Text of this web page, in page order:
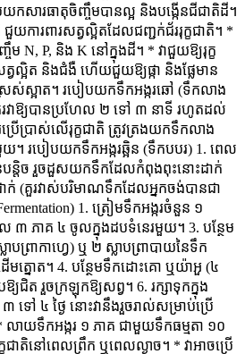
កសារធាតុចិញ្ចឹមបានល្អ និងបង្កើនជីជាតិដី។
ជួយការពារសត្វល្អិតដែលជញ្ជក់ជ័ររុក្ខជាតិ។ *
ចឹម N, P, និង K នៅក្នុងដី។ * វាជួយឱ្យរុក្ខ
វល្អិត និងជំងឺ ហើយជួយឱ្យផ្កា និងផ្លែមាន
ស់ស្អាត។ របៀបយកទឹកអង្ករឆៅ (ទឹកលាង
រវាឱ្យបានប្រហែល ២ ទៅ ៣ នាទី រហូតដល់
រើប្រាស់លើរុក្ខជាតិ ត្រូវត្រងយកទឹកលាង
យ។ របៀបយកទឹកអង្ករឆ្អិន (ទឹកបបរ) 1. ពេល
នបន្តិច រួចដួសយកទឹកដែលកំពុងពុះនោះដាក់
ក់ (គួរវាស់បរិមាណទឹកដែលអ្នកចង់បានជា
1. ត្រៀមទឹកអង្ករចំនួន ១
ល ៣ ភាគ ៤ ចូលក្នុងដបទំនេរមួយ។ 3. បន្ថែម
បព្រាកាហ្វេ) ឬ ២ ស្លាបព្រាបាយនៃទឹក
មត្នោត។ 4. បន្ថែមទឹកដោះគោ ឬយ៉ាអួ (៤
ឱ្យជិត រួចក្រឡុកឱ្យសព្វ។ 6. រក្សាទុកក្នុង
ទៅ ៤ ថ្ងៃ នោះវានឹងរួចរាល់សម្រាប់ប្រើ
លាយទឹកអង្ករ ១ ភាគ ជាមួយទឹកធម្មតា ១០
ជាតិនៅពេលព្រឹក ឬពេលល្ងាច។ * វាអាចប្រើ